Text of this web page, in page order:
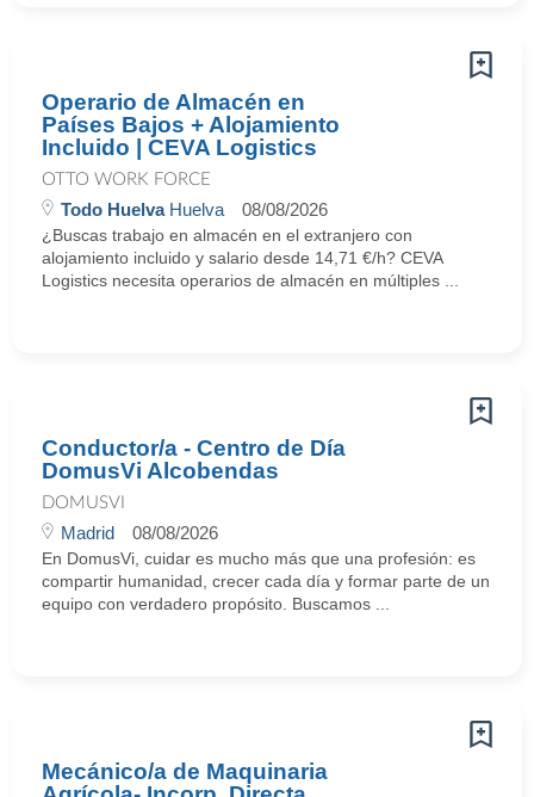
Operario de Almacén en
Países Bajos + Alojamiento
Incluido | CEVA Logistics
OTTO WORK FORCE
Todo HuelvaHuelva 08/08/2026
¿Buscas trabajo en almacén en el extranjero con
alojamiento incluido y salario desde 14,71 €/h? CEVA
Logistics necesita operarios de almacén en múltiples ...
Conductor/a - Centro de Día
DomusVi Alcobendas
DOMUSVI
Madrid 08/08/2026
En DomusVi, cuidar es mucho más que una profesión: es
compartir humanidad, crecer cada día y formar parte de un
equipo con verdadero propósito. Buscamos ...
Mecánico/a de Maquinaria